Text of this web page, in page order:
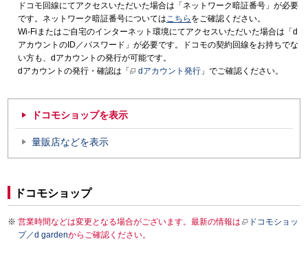
ドコモ回線にてアクセスいただいた場合は「ネットワーク暗証番号」が必要
です。ネットワーク暗証番号についてはこちら をご確認ください。
Wi-Fiまたはご自宅のインターネット環境にてアクセスいただいた場合は「d
アカウントのID／パスワード」が必要です。ドコモの契約回線をお持ちでな
い方も、dアカウントの発行が可能です。
dアカウントの発行・確認は「
dアカウント発行 」でご確認ください。
ドコモショップを表示
量販店などを表示
ドコモショップ
営業時間などは変更となる場合がございます。最新の情報は
ドコモショッ
プ／d gardenからご確認ください。